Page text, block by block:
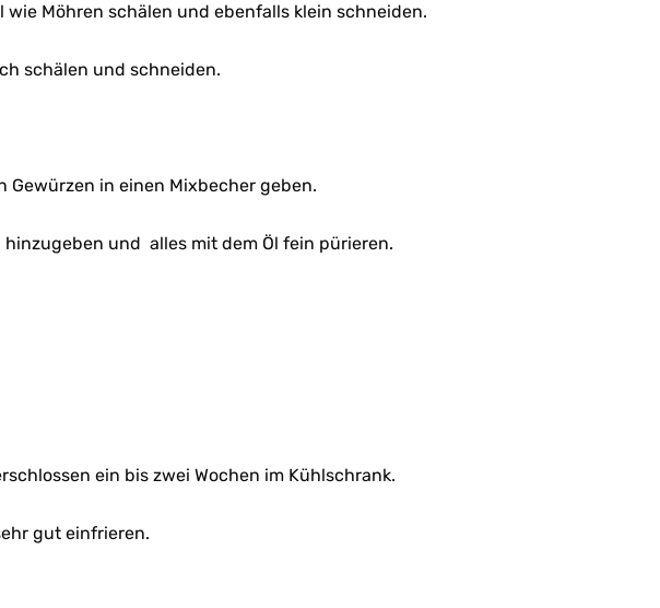
wie Möhren schälen und ebenfalls klein schneiden.
schälen und schneiden.
Gewürzen in einen Mixbecher geben.
hinzugeben und alles mit dem Öl fein pürieren.
ein bis zwei Wochen im Kühlschrank.
gut einfrieren.